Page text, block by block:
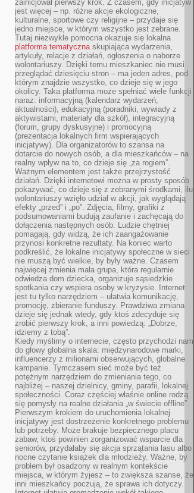
zainicjował pierwszy krok. Z czasem, gdy inicjatyw
jest więcej – np. różne akcje ekologiczne,
kulturalne, sportowe czy religijne – przydaje się
jedno miejsce, w którym wszystko jest zebrane.
Tutaj niezwykle pomocna okazuje się lokalna
platforma tematycznaskupiająca wydarzenia,
artykuły, relacje z działań, ogłoszenia o naborze
wolontariuszy. Dzięki temu mieszkaniec nie musi
przeglądać dziesięciu stron – ma jeden adres, pod
którym znajdzie wszystko, co dzieje się w jego
okolicy. Taka platforma może spełniać wiele funkcji
naraz: informacyjną (kalendarz wydarzeń,
aktualności), edukacyjną (poradniki, wywiady z
aktywistami, materiały dla szkół), integracyjną
(forum, grupy dyskusyjne) i promocyjną
(prezentacja lokalnych firm wspierających
inicjatywy). Dla organizatorów to szansa na
dotarcie do nowych osób, a dla mieszkańców – na
realny wpływ na to, co dzieje się „za rogiem”.
Ważnym elementem jest także przejrzystość
działań. Dzięki internetowi można w prosty sposób
pokazywać, co dzieje się z zebranymi środkami, ilu
wolontariuszy wzięło udział w akcji, jak wyglądają
efekty „przed” i „po”. Zdjęcia, filmy, grafiki z
podsumowaniami budują zaufanie i zachęcają do
dołączenia następnych osób. Ludzie chętniej
pomagają, gdy widzą, że ich zaangażowanie
przynosi konkretne rezultaty. Na koniec warto
podkreślić, że lokalne inicjatywy społeczne w sieci
nie muszą być wielkie, by były ważne. Czasem
najwięcej zmienia mała grupa, która regularnie
odwiedza dom dziecka, organizuje sąsiedzkie
spotkania czy wspiera osoby w kryzysie. Internet
jest tu tylko narzędziem – ułatwia komunikację,
promocję, zbieranie funduszy. Prawdziwa zmiana
dzieje się jednak wtedy, gdy ktoś zdecyduje się
zrobić pierwszy krok, a inni powiedzą: „Dobrze,
idziemy z tobą”.
Kiedy myślimy o internecie, często przychodzi nam
do głowy globalna skala: międzynarodowe marki,
influencerzy z milionami obserwujących, globalne
kampanie. Tymczasem sieć może być też
potężnym narzędziem do zmieniania tego, co
najbliżej – naszej dzielnicy, gminy, parafii, lokalnej
społeczności. Coraz częściej właśnie online rodzą
się pomysły na realne działania „w świecie offline”.
Pierwszym krokiem do uruchomienia lokalnej
inicjatywy jest dostrzeżenie konkretnego problemu
lub potrzeby. Może brakuje bezpiecznego placu
zabaw, ktoś powinien zorganizować wsparcie dla
seniorów, przydałaby się akcja sprzątania lasu albo
nocne czytanie książek dla młodzieży. Ważne, by
problem był osadzony w realnym kontekście
miejsca, w którym żyjesz – to zwiększa szanse, że
inni mieszkańcy poczują, że sprawa ich dotyczy.